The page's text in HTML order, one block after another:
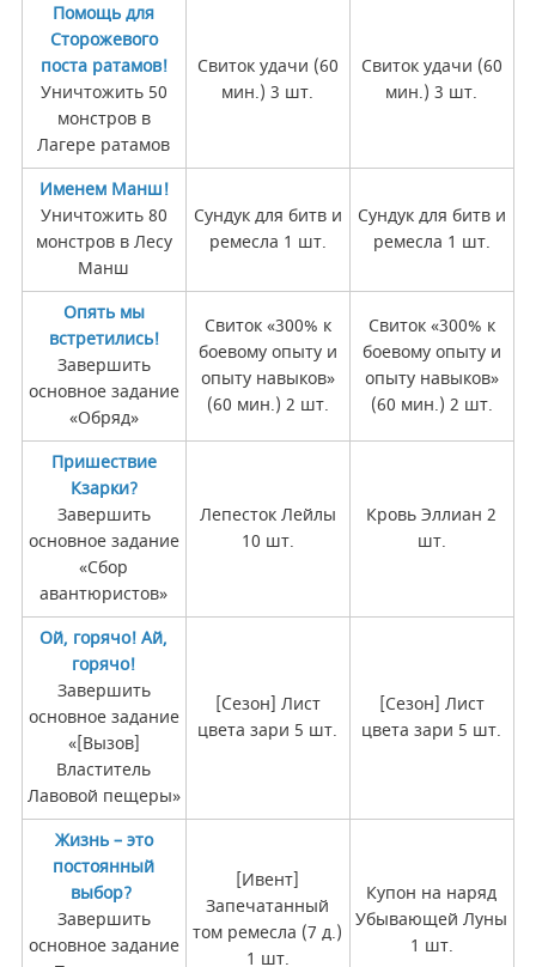
Помощь для
Сторожевого
поста ратамов!
Уничтожить 50
монстров в
Лагере ратамов
Свиток удачи (60
мин.) 3 шт.
Свиток удачи (60
мин.) 3 шт.
Именем Манш!
Уничтожить 80
монстров в Лесу
Манш
Сундук для битв и
ремесла 1 шт.
Сундук для битв и
ремесла 1 шт.
Опять мы
встретились!
Завершить
основное задание
«Обряд»
Свиток «300% к
боевому опыту и
опыту навыков»
(60 мин.) 2 шт.
Свиток «300% к
боевому опыту и
опыту навыков»
(60 мин.) 2 шт.
Пришествие
Кзарки?
Завершить
основное задание
«Сбор
авантюристов»
Лепесток Лейлы
10 шт.
Кровь Эллиан 2
шт.
Ой, горячо! Ай,
горячо!
Завершить
основное задание
«[Вызов]
Властитель
Лавовой пещеры»
[Сезон] Лист
цвета зари 5 шт.
[Сезон] Лист
цвета зари 5 шт.
Жизнь – это
постоянный
выбор?
Завершить
основное задание
[Ивент]
Запечатанный
том ремесла (7 д.)
1 шт.
Купон на наряд
Убывающей Луны
1 шт.